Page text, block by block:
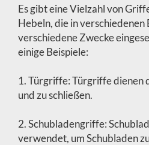
Es gibt eine Vielzahl von
Hebeln, die in
verschiedene Zwecke
einige Beispiele:
1. Türgriffe: Türgriffe dienen
und zu schließen.
2. Schubladengriffe:
verwendet, um Schubladen